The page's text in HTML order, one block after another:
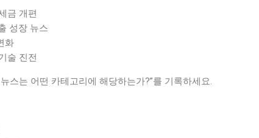
금 개편
성장 뉴스
화
술 진전
스는 어떤 카테고리에 해당하는가?”를 기록하세요.